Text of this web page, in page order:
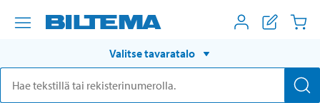
Valitse tavaratalo